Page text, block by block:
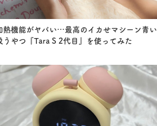
熱機能がヤバい…最高のイカせマシーン青い
うやつ『Tara S 2代目』を使ってみた